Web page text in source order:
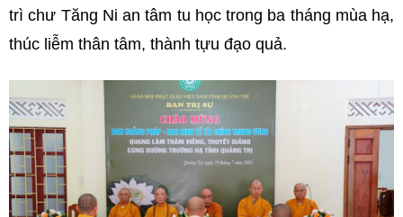
trì chư Tăng Ni an tâm tu học trong ba tháng mùa hạ,
thúc liễm thân tâm, thành tựu đạo quả.